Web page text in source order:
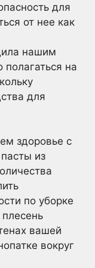
для
от нее как
нашим
на
для
здоровье с
из
по уборке
вашей
вокруг